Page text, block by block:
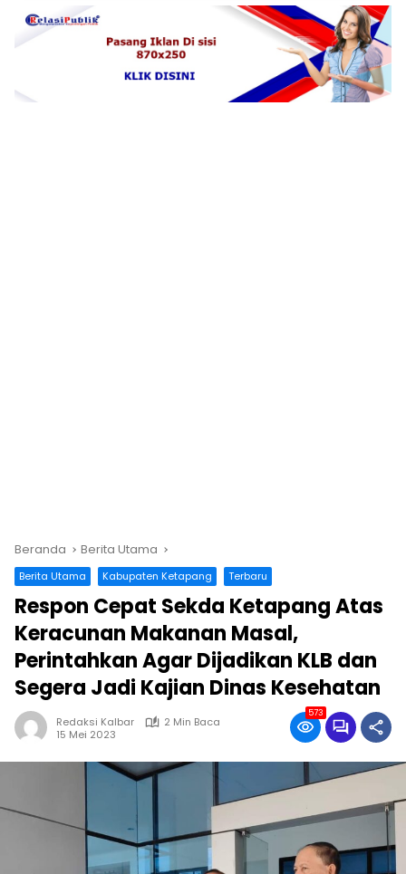
Beranda Berita Utama
Berita Utama Kabupaten Ketapang Terbaru
Respon Cepat Sekda Ketapang Atas
Keracunan Makanan Masal,
Perintahkan Agar Dijadikan KLB dan
Segera Jadi Kajian Dinas Kesehatan
Redaksi Kalbar
2 Min Baca
15 Mei 2023
573